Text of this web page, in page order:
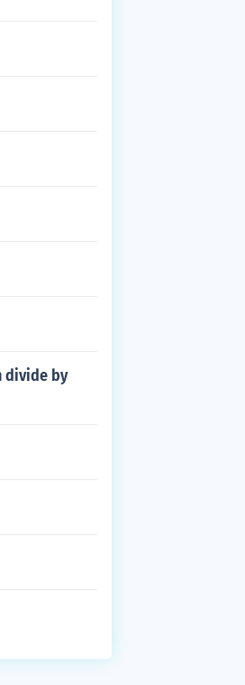
divide by